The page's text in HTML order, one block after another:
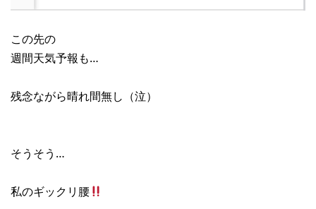
この先の
週間天気予報も…
残念ながら晴れ間無し（泣）
そうそう…
私のギックリ腰